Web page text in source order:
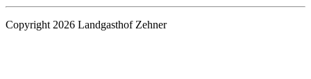
Copyright 2026 Landgasthof Zehner